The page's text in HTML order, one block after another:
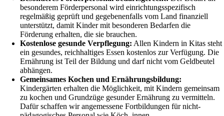
besonderem Förderpersonal wird einrichtungsspezifisch
regelmäßig geprüft und gegebenenfalls vom Land finanziell
unterstützt, damit Kinder mit besonderen Bedarfen die
Förderung erhalten, die sie brauchen.
Kostenlose gesunde Verpflegung: Allen Kindern in Kitas steht
ein gesundes, reichhaltiges Essen kostenlos zur Verfügung. Die
Ernährung ist Teil der Bildung und darf nicht vom Geldbeutel
abhängen.
Gemeinsames Kochen und Ernährungsbildung:
Kindergärten erhalten die Möglichkeit, mit Kindern gemeinsam
zu kochen und Grundzüge gesunder Ernährung zu vermitteln.
Dafür schaffen wir angemessene Fortbildungen für nicht-